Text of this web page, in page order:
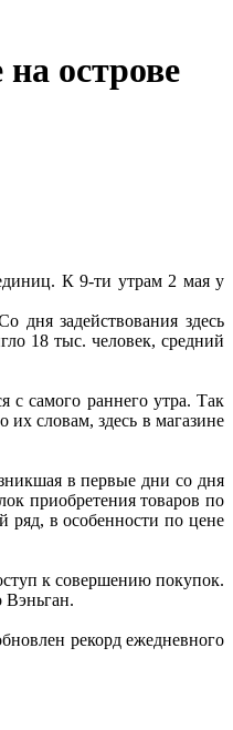
острове
К 9-ти утрам 2 мая у
задействования здесь
18 тыс. человек, средний
с самого раннего утра. Так
словам, здесь в магазине
в первые дни со дня
приобретения товаров по
ряд, в особенности по цене
к совершению покупок.
Вэньган.
рекорд ежедневного